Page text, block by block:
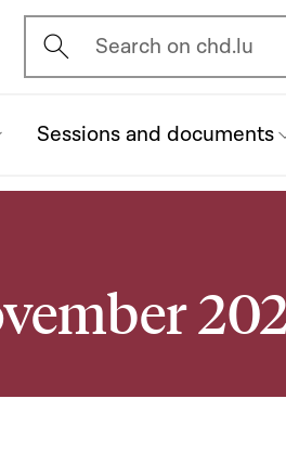
Ouvrir l'écran de recherche
Search on chd.lu
Sessions and documents